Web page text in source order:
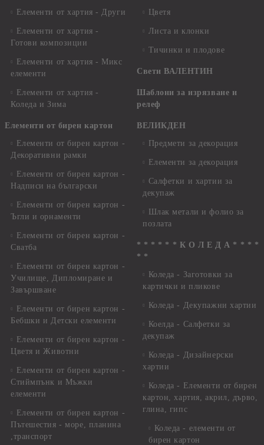
Елементи от хартия - Други
Елементи от хартия -
Готови композиции
Елементи от хартия - Микс
елементи
Елементи от хартия -
Коледа и Зима
Елементи от бирен картон
Елементи от бирен картон -
Декоративни рамки
Елементи от бирен картон -
Надписи на български
Елементи от бирен картон -
Ъгли и орнаменти
Елементи от бирен картон -
Сватба
Елементи от бирен картон -
Училище, Дипломиране и
Завършване
Елементи от бирен картон -
Бебшки и Детски елементи
Елементи от бирен картон -
Цветя и Животни
Елементи от бирен картон -
Стиймпънк и Мъжки
елементи
Елементи от бирен картон -
Пътешестия - море, планина
,транспорт
Цветя
Листа и клонки
Тичинки и плодове
Свети ВАЛЕНТИН
Шаблони за изрязване и
релеф
ВЕЛИКДЕН
Предмети за декорация
Елементи за декорация
Салфетки и хартии за
декупаж
Шлак метали и фолио за
позлата
* * * * * * К О Л Е Д А * * * *
* *
Коледа - Заготовки за
картички и пликове
Коледа - Декупажни хартии
Коелда - Салфетки за
декупаж
Коледа - Дизайнерски
хартии
Коледа - Eлементи от бирен
картон, хартия, акрил, дърво,
глина, гипс
Коледа - елементи от
бирен картон